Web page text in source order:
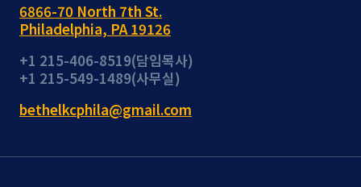
6866-70 North 7th St.
Philadelphia, PA 19126
+1 215-406-8519(담임목사)
+1 215-549-1489(사무실)
bethelkcphila@gmail.com